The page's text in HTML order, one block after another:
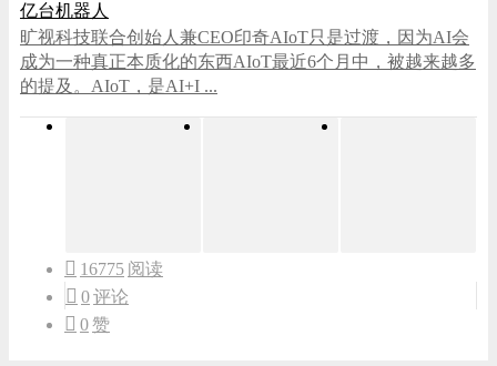
亿台机器人
旷视科技联合创始人兼CEO印奇AIoT只是过渡，因为AI会
成为一种真正本质化的东西AIoT最近6个月中，被越来越多
的提及。AIoT，是AI+I ...
16775 阅读
0评论
0赞